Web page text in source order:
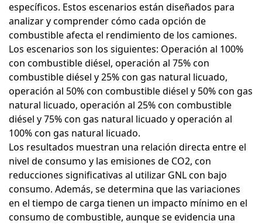
específicos. Estos escenarios están diseñados para
analizar y comprender cómo cada opción de
combustible afecta el rendimiento de los camiones.
Los escenarios son los siguientes: Operación al 100%
con combustible diésel, operación al 75% con
combustible diésel y 25% con gas natural licuado,
operación al 50% con combustible diésel y 50% con gas
natural licuado, operación al 25% con combustible
diésel y 75% con gas natural licuado y operación al
100% con gas natural licuado.
Los resultados muestran una relación directa entre el
nivel de consumo y las emisiones de CO2, con
reducciones significativas al utilizar GNL con bajo
consumo. Además, se determina que las variaciones
en el tiempo de carga tienen un impacto mínimo en el
consumo de combustible, aunque se evidencia una